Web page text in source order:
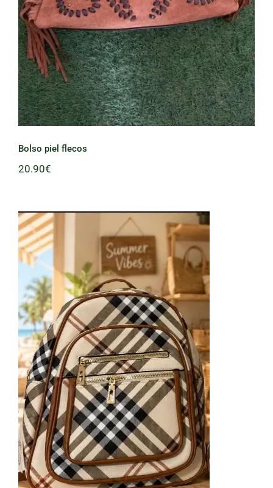
Bolso piel flecos
20.90€
Mochila Berry